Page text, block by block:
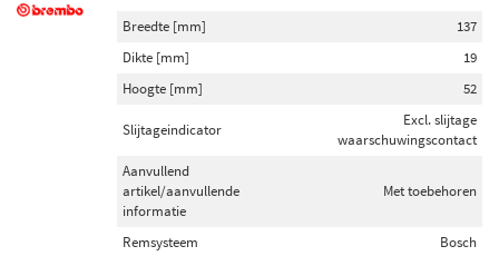
Breedte [mm]
137
Dikte [mm]
19
Hoogte [mm]
52
Slijtageindicator
Excl. slijtage
waarschuwingscontact
Aanvullend
artikel/aanvullende
informatie
Met toebehoren
Remsysteem
Bosch